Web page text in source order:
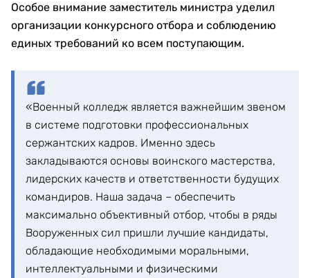
Особое внимание заместитель министра уделил
организации конкурсного отбора и соблюдению
единых требований ко всем поступающим.
«Военный колледж является важнейшим звеном
в системе подготовки профессиональных
сержантских кадров. Именно здесь
закладываются основы воинского мастерства,
лидерских качеств и ответственности будущих
командиров. Наша задача – обеспечить
максимально объективный отбор, чтобы в ряды
Вооруженных сил пришли лучшие кандидаты,
обладающие необходимыми моральными,
интеллектуальными и физическими